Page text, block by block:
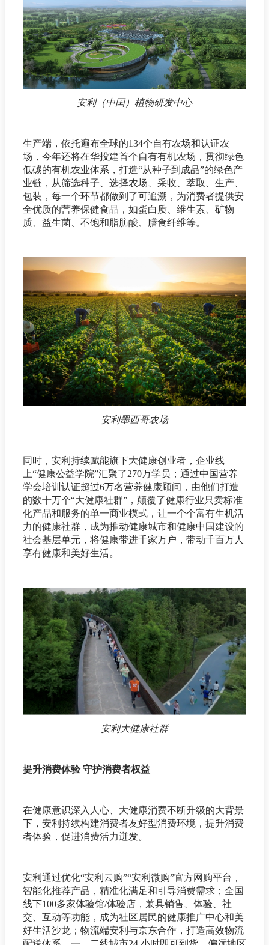
安利（中国）植物研发中心
生产端，依托遍布全球的134个自有农场和认证农
场，今年还将在华投建首个自有有机农场，贯彻绿色
低碳的有机农业体系，打造“从种子到成品”的绿色产
业链，从筛选种子、选择农场、采收、萃取、生产、
包装，每一个环节都做到了可追溯，为消费者提供安
全优质的营养保健食品，如蛋白质、维生素、矿物
质、益生菌、不饱和脂肪酸、膳食纤维等。
安利墨西哥农场
同时，安利持续赋能旗下大健康创业者，企业线
上“健康公益学院”汇聚了270万学员；通过中国营养
学会培训认证超过6万名营养健康顾问，由他们打造
的数十万个“大健康社群”，颠覆了健康行业只卖标准
化产品和服务的单一商业模式，让一个个富有生机活
力的健康社群，成为推动健康城市和健康中国建设的
社会基层单元，将健康带进千家万户，带动千百万人
享有健康和美好生活。
安利大健康社群
提升消费体验 守护消费者权益
在健康意识深入人心、大健康消费不断升级的大背景
下，安利持续构建消费者友好型消费环境，提升消费
者体验，促进消费活力迸发。
安利通过优化“安利云购”“安利微购”官方网购平台，
智能化推荐产品，精准化满足和引导消费需求；全国
线下100多家体验馆/体验店，兼具销售、体验、社
交、互动等功能，成为社区居民的健康推广中心和美
好生活沙龙；物流端安利与京东合作，打造高效物流